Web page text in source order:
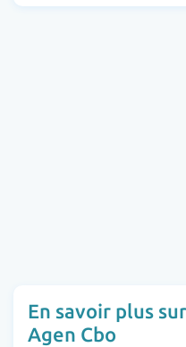
En savoir plus
Agen Cbo